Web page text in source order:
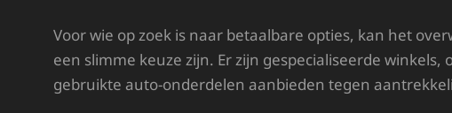
Voor wie op zoek is naar betaalbare opties, kan het
een slimme keuze zijn. Er zijn gespecialiseerde
gebruikte auto-onderdelen aanbieden tegen